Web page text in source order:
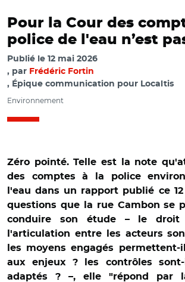
Pour la Cour des
police de l'eau n’est
Publié le 12 mai 2026
par Frédéric Fortin
, Épique communication pour Localtis
Environnement
Zéro pointé. Telle est la note
des comptes à la police
l'eau dans un rapport publié ce
questions que la rue Cambon se
conduire son étude – le droit
l'articulation entre les acteurs
les moyens engagés permettent-
aux enjeux ? les contrôles
adaptés ? –, elle "répond par